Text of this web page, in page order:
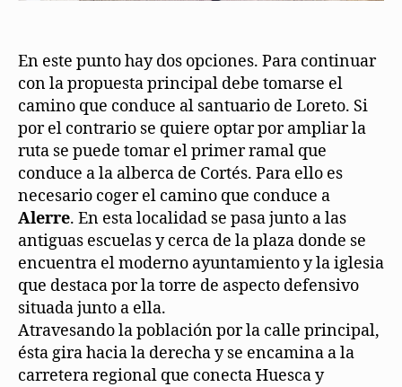
En este punto hay dos opciones. Para continuar
con la propuesta principal debe tomarse el
camino que conduce al santuario de Loreto. Si
por el contrario se quiere optar por ampliar la
ruta se puede tomar el primer ramal que
conduce a la alberca de Cortés. Para ello es
necesario coger el camino que conduce a
Alerre. En esta localidad se pasa junto a las
antiguas escuelas y cerca de la plaza donde se
encuentra el moderno ayuntamiento y la iglesia
que destaca por la torre de aspecto defensivo
situada junto a ella.
Atravesando la población por la calle principal,
ésta gira hacia la derecha y se encamina a la
carretera regional que conecta Huesca y